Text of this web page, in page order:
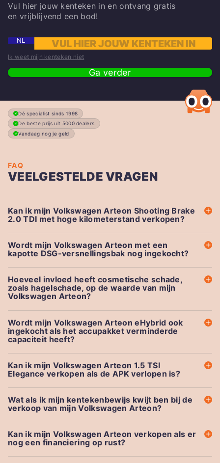
Vul hier jouw kenteken in en ontvang gratis
en vrijblijvend een bod!
NL
Ik weet mijn kenteken niet
Ga verder
Dé specialist sinds 1998
De beste prijs uit 5000 dealers
Vandaag nog je geld
FAQ
VEELGESTELDE VRAGEN
Kan ik mijn Volkswagen Arteon Shooting Brake
2.0 TDI met hoge kilometerstand verkopen?
Wordt mijn Volkswagen Arteon met een
kapotte DSG-versnellingsbak nog ingekocht?
Hoeveel invloed heeft cosmetische schade,
zoals hagelschade, op de waarde van mijn
Volkswagen Arteon?
Wordt mijn Volkswagen Arteon eHybrid ook
ingekocht als het accupakket verminderde
capaciteit heeft?
Kan ik mijn Volkswagen Arteon 1.5 TSI
Elegance verkopen als de APK verlopen is?
Wat als ik mijn kentekenbewijs kwijt ben bij de
verkoop van mijn Volkswagen Arteon?
Kan ik mijn Volkswagen Arteon verkopen als er
nog een financiering op rust?